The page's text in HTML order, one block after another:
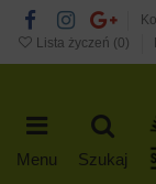
Lista życzeń (0)
Menu Szukaj